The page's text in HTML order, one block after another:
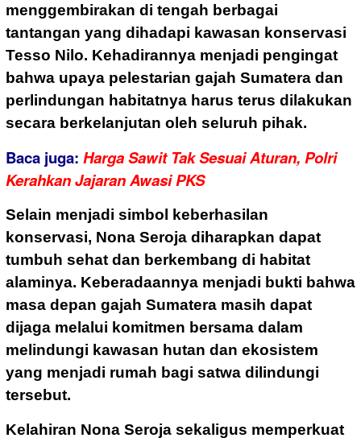
menggembirakan di tengah berbagai
tantangan yang dihadapi kawasan konservasi
Tesso Nilo. Kehadirannya menjadi pengingat
bahwa upaya pelestarian gajah Sumatera dan
perlindungan habitatnya harus terus dilakukan
secara berkelanjutan oleh seluruh pihak.
Baca juga: Harga Sawit Tak Sesuai Aturan, Polri
Kerahkan Jajaran Awasi PKS
Selain menjadi simbol keberhasilan
konservasi, Nona Seroja diharapkan dapat
tumbuh sehat dan berkembang di habitat
alaminya. Keberadaannya menjadi bukti bahwa
masa depan gajah Sumatera masih dapat
dijaga melalui komitmen bersama dalam
melindungi kawasan hutan dan ekosistem
yang menjadi rumah bagi satwa dilindungi
tersebut.
Kelahiran Nona Seroja sekaligus memperkuat